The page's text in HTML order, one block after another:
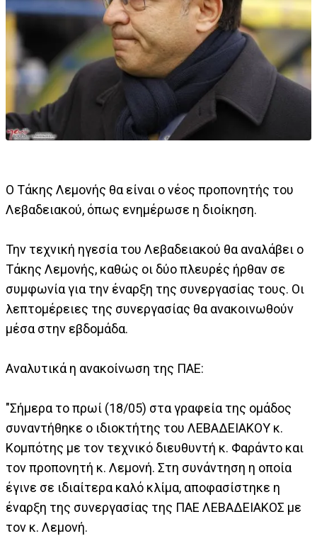
Ο Τάκης Λεμονής θα είναι ο νέος προπονητής του
Λεβαδειακού, όπως ενημέρωσε η διοίκηση.
Την τεχνική ηγεσία του Λεβαδειακού θα αναλάβει ο
Τάκης Λεμονής, καθώς οι δύο πλευρές ήρθαν σε
συμφωνία για την έναρξη της συνεργασίας τους. Οι
λεπτομέρειες της συνεργασίας θα ανακοινωθούν
μέσα στην εβδομάδα.
Αναλυτικά η ανακοίνωση της ΠΑΕ:
"Σήμερα το πρωί (18/05) στα γραφεία της ομάδος
συναντήθηκε ο ιδιοκτήτης του ΛΕΒΑΔΕΙΑΚΟΥ κ.
Κομπότης με τον τεχνικό διευθυντή κ. Φαράντο και
τον προπονητή κ. Λεμονή. Στη συνάντηση η οποία
έγινε σε ιδιαίτερα καλό κλίμα, αποφασίστηκε η
έναρξη της συνεργασίας της ΠΑΕ ΛΕΒΑΔΕΙΑΚΟΣ με
τον κ. Λεμονή.